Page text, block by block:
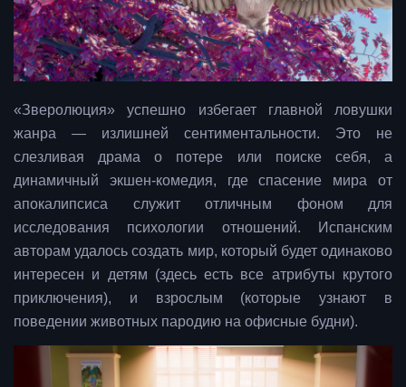
«Зверолюция» успешно избегает главной ловушки
жанра — излишней сентиментальности. Это не
слезливая драма о потере или поиске себя, а
динамичный экшен-комедия, где спасение мира от
апокалипсиса служит отличным фоном для
исследования психологии отношений. Испанским
авторам удалось создать мир, который будет одинаково
интересен и детям (здесь есть все атрибуты крутого
приключения), и взрослым (которые узнают в
поведении животных пародию на офисные будни).